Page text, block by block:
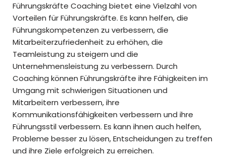
Führungskräfte Coaching bietet eine Vielzahl von
Vorteilen für Führungskräfte. Es kann helfen, die
Führungskompetenzen zu verbessern, die
Mitarbeiterzufriedenheit zu erhöhen, die
Teamleistung zu steigern und die
Unternehmensleistung zu verbessern. Durch
Coaching können Führungskräfte ihre Fähigkeiten im
Umgang mit schwierigen Situationen und
Mitarbeitern verbessern, ihre
Kommunikationsfähigkeiten verbessern und ihre
Führungsstil verbessern. Es kann ihnen auch helfen,
Probleme besser zu lösen, Entscheidungen zu treffen
und ihre Ziele erfolgreich zu erreichen.